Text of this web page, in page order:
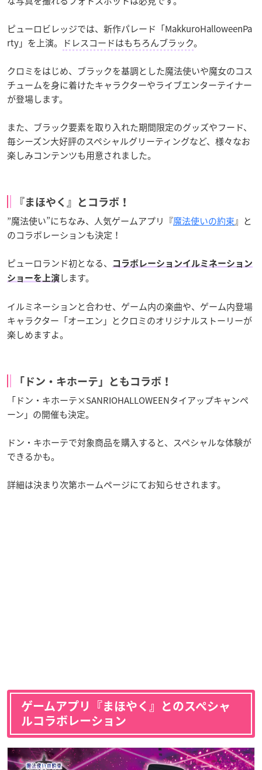
ピューロビレッジでは、新作パレード「MakkuroHalloweenPa
rty」を上演。 ドレスコードはもちろんブラック。
クロミをはじめ、ブラックを基調とした魔法使いや魔女のコス
チュームを身に着けたキャラクターやライブエンターテイナー
が登場します。
また、ブラック要素を取り入れた期間限定のグッズやフード、
毎シーズン大好評のスペシャルグリーティングなど、様々なお
楽しみコンテンツも用意されました。
『まほやく』とコラボ！
”魔法使い”にちなみ、人気ゲームアプリ『魔法使いの約束』と
のコラボレーションも決定！
ピューロランド初となる、
コラボレーションイルミネーション
ショーを上演 します。
イルミネーションと合わせ、ゲーム内の楽曲や、ゲーム内登場
キャラクター「オーエン」とクロミのオリジナルストーリーが
楽しめますよ。
「ドン・キホーテ」ともコラボ！
「ドン・キホーテ×SANRIOHALLOWEENタイアップキャンペ
ーン」の開催も決定。
ドン・キホーテで対象商品を購入すると、スペシャルな体験が
できるかも。
詳細は決まり次第ホームページにてお知らせされます。
ゲームアプリ『まほやく』とのスペシャ
ルコラボレーション